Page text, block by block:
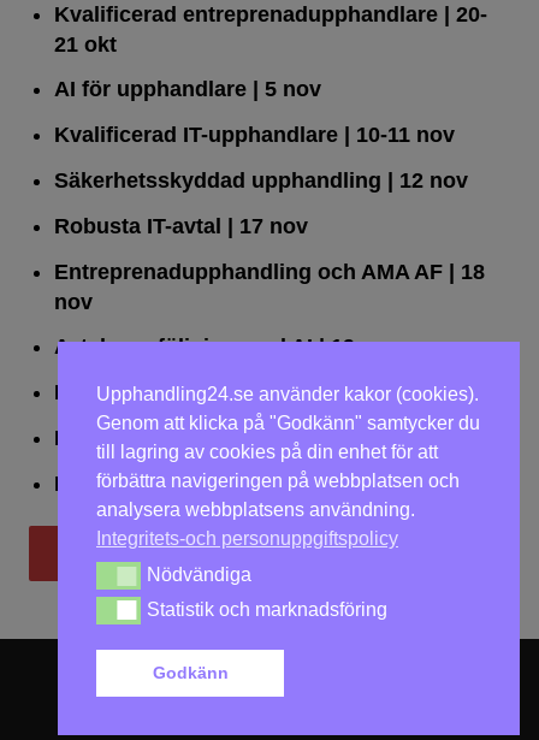
Kvalificerad entreprenad­upphandlare | 20-
21 okt
AI för upphandlare| 5 nov
Kvalificerad IT-upphandlare| 10-11 nov
Säkerhetsskyddad upphandling | 12 nov
Robusta IT-avtal | 17 nov
Entreprenadupphandling och AMA AF| 18
nov
Avtalsuppföljning med AI| 19 nov
Leda upphandlingar effektivt| 25 nov
Dialogförfaranden | 26 nov
LOU på två dagar| 2-3 dec
Till utbildningar
Upphandling24.se använder kakor (cookies).
Genom att klicka på "Godkänn" samtycker du
till lagring av cookies på din enhet för att
förbättra navigeringen på webbplatsen och
analysera webbplatsens användning.
Integritets-och personuppgiftspolicy
Nödvändiga
Nödvändiga
Statistik och marknadsföring
Statistik och marknadsföring
Godkänn